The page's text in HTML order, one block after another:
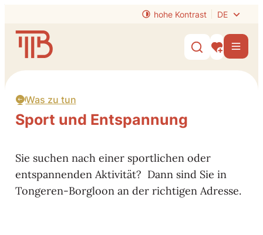
hohe Kontrast DE
Website
Suche ein-/
MeineMenü
Was zu tun
Sport und Entspannung
Sie suchen nach einer sportlichen oder
entspannenden Aktivität? Dann sind Sie in
Tongeren-Borgloon an der richtigen Adresse.